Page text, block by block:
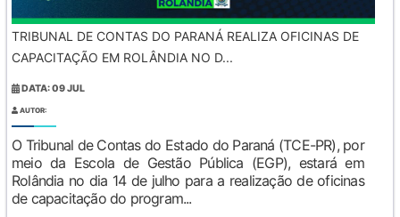
TRIBUNAL DE CONTAS DO PARANÁ REALIZA OFICINAS DE
CAPACITAÇÃO EM ROLÂNDIA NO D...
DATA: 09 JUL
AUTOR:
O Tribunal de Contas do Estado do Paraná (TCE-PR), por
meio da Escola de Gestão Pública (EGP), estará em
Rolândia no dia 14 de julho para a realização de oficinas
de capacitação do program...